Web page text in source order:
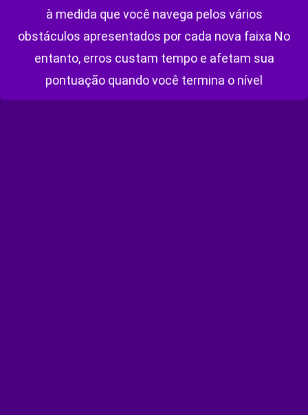
à medida que você navega pelos vários
obstáculos apresentados por cada nova faixa No
entanto, erros custam tempo e afetam sua
pontuação quando você termina o nível